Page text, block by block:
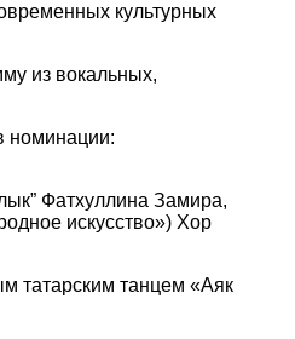
культурных
из вокальных,
номинации:
Фатхуллина Замира,
искусство») Хор
татарским танцем «Аяк